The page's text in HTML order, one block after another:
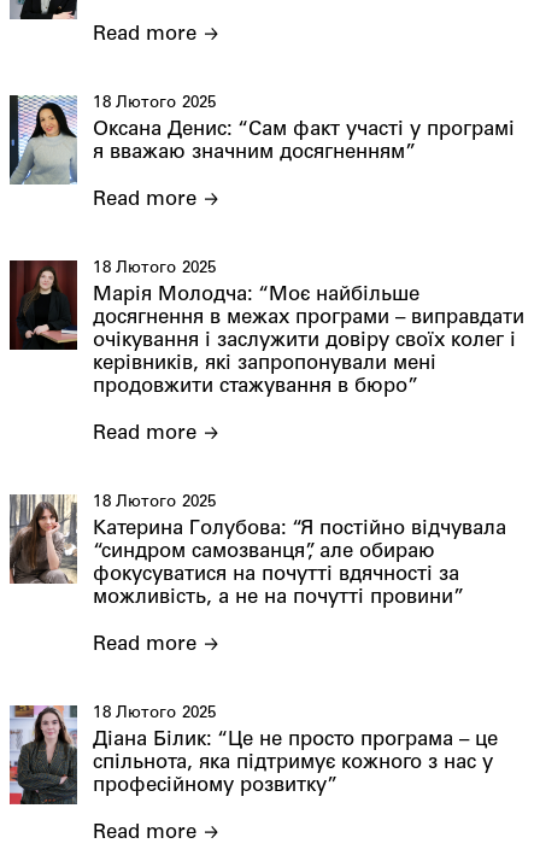
Read more
18 Лютого 2025
Оксана Денис: “Сам факт участі у програмі
я вважаю значним досягненням”
Read more
18 Лютого 2025
Марія Молодча: “Моє найбільше
досягнення в межах програми – виправдати
очікування і заслужити довіру своїх колег і
керівників, які запропонували мені
продовжити стажування в бюро”
Read more
18 Лютого 2025
Катерина Голубова: “Я постійно відчувала
“синдром самозванця”, але обираю
фокусуватися на почутті вдячності за
можливість, а не на почутті провини”
Read more
18 Лютого 2025
Діана Білик: “Це не просто програма – це
спільнота, яка підтримує кожного з нас у
професійному розвитку”
Read more